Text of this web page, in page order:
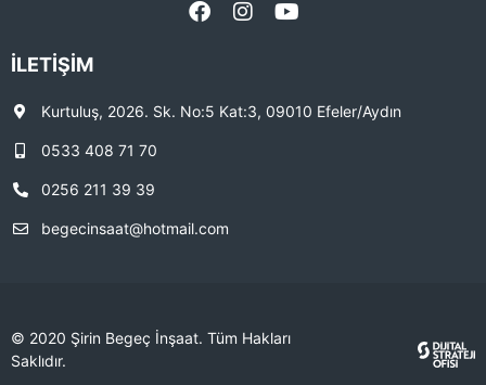
İLETIŞIM
Kurtuluş, 2026. Sk. No:5 Kat:3, 09010 Efeler/Aydın
0533 408 71 70
0256 211 39 39
begecinsaat@hotmail.com
© 2020 Şirin Begeç İnşaat. Tüm Hakları
Saklıdır.